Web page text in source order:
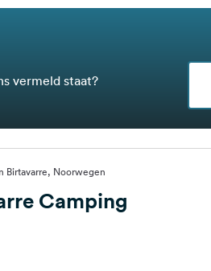
vermeld staat?
Birtavarre, Noorwegen
Camping